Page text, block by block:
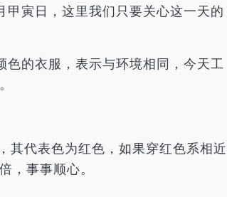
寅日，这里我们只要关心这一天的
的衣服，表示与环境相同，今天工
其代表色为红色，如果穿红色系相近
，事事顺心。